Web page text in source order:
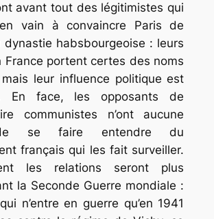
avant tout des légitimistes qui
vain à convaincre Paris de
dynastie habsbourgeoise : leurs
France portent certes des noms
leur influence politique est
En face, les opposants de
communistes n’ont aucune
se faire entendre du
français qui les fait surveiller.
les relations seront plus
la Seconde Guerre mondiale :
n’entre en guerre qu’en 1941